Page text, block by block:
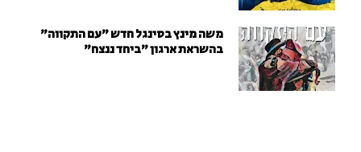
משה מינץ בסינגל חדש ״עם התקווה״
בהשראת ארגון "ביחד ננצח"